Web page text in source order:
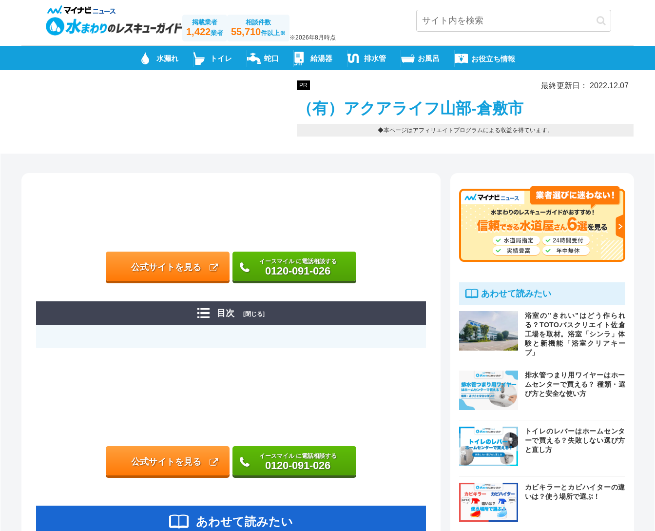
掲載業者
1,422業者
相談件数
55,710件以上※
※2026年8月時点
水漏れ トイレ 蛇口 給湯器 排水管 お風呂 お役立ち情報
PR 最終更新日： 2022.12.07
（有）アクアライフ山部-倉敷市
◆本ページはアフィリエイトプログラムによる収益を得ています。
公式サイトを見る
イースマイル に電話相談する
0120-091-026
目次 [閉じる]
公式サイトを見る
イースマイル に電話相談する
0120-091-026
あわせて読みたい
あわせて読みたい
浴室の”きれい”はどう作られ
る？TOTOバスクリエイト佐倉
工場を取材。浴室「シンラ」体
験と新機能「浴室クリアキー
プ」
排水管つまり用ワイヤーはホー
ムセンターで買える？ 種類・選
び方と安全な使い方
トイレのレバーはホームセンタ
ーで買える？失敗しない選び方
と直し方
カビキラーとカビハイターの違
いは？使う場所で選ぶ！